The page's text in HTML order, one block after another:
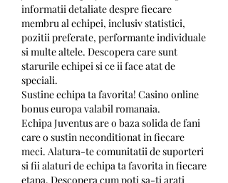
informatii detaliate despre fiecare
membru al echipei, inclusiv statistici,
pozitii preferate, performante individuale
si multe altele. Descopera care sunt
starurile echipei si ce ii face atat de
speciali.
Sustine echipa ta favorita! Casino online
bonus europa valabil romanaia.
Echipa Juventus are o baza solida de fani
care o sustin neconditionat in fiecare
meci. Alatura-te comunitatii de suporteri
si fii alaturi de echipa ta favorita in fiecare
etapa. Descopera cum poti sa-ti arati